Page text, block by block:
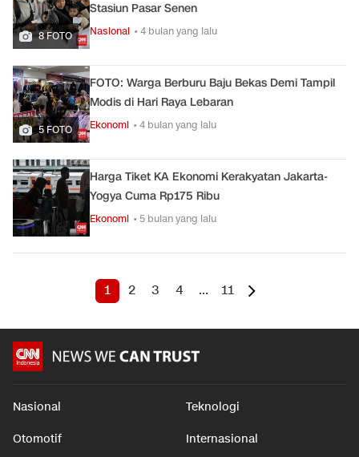
8 FOTO
Stasiun Pasar Senen
Nasional • 4 bulan yang lalu
5 FOTO
FOTO: Warga Berburu Baju Bekas Demi Tampil
Modis di Hari Raya Lebaran
Ekonomi • 4 bulan yang lalu
Harga Tiket KA Ekonomi Kerakyatan Jakarta-
Yogya Cuma Rp175 Ribu
Ekonomi • 5 bulan yang lalu
1 2 3 4 ... 11
Nasional Teknologi
Otomotif Internasional